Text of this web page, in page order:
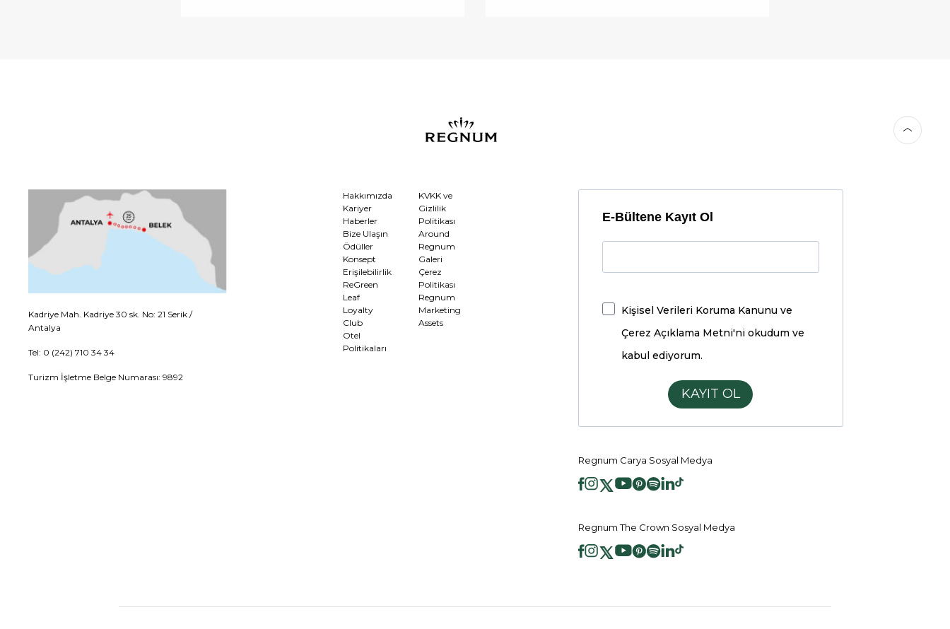
Kadriye Mah. Kadriye 30 sk. No: 21 Serik /
Antalya
Tel: 0 (242) 710 34 34
Turizm İşletme Belge Numarası: 9892
Hakkımızda
Kariyer
Haberler
Bize Ulaşın
Ödüller
Konsept
Erişilebilirlik
ReGreen
Leaf
Loyalty
Club
Otel
Politikaları
KVKK ve
Gizlilik
Politikası
Around
Regnum
Galeri
Çerez
Politikası
Regnum
Marketing
Assets
E-Bültene Kayıt Ol
Kişisel Verileri Koruma Kanunu ve
Çerez Açıklama Metni'ni okudum ve
kabul ediyorum.
KAYIT OL
Regnum Carya Sosyal Medya
Regnum The Crown Sosyal Medya